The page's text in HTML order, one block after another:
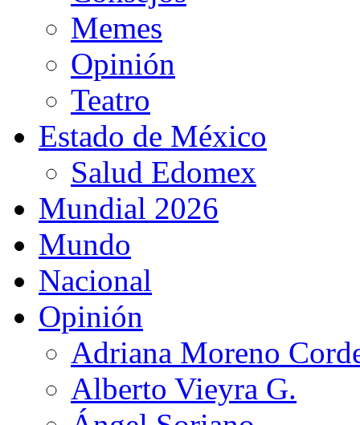
Memes
Opinión
Teatro
Estado de México
Salud Edomex
Mundial 2026
Mundo
Nacional
Opinión
Adriana Moreno
Alberto Vieyra G.